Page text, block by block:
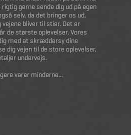
gerne sende dig ud på egen
selv, da det bringer os ud,
bliver til stier. Det er
de største oplevelser. Vores
med at skræddersy dine
dig vejen til de store oplevelser,
undervejs.
varer minderne...